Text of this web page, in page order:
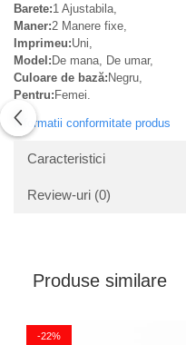
Barete:1 Ajustabila,
Maner:2 Manere fixe,
Imprimeu:Uni,
Model: De mana, De umar,
Culoare de bază: Negru,
Pentru: Femei.
Informatii conformitate produs
Caracteristici
Review-uri (0)
Produse similare
-22%